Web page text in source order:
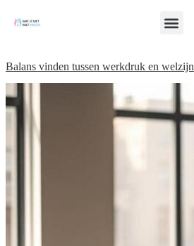
Balans vinden tussen werkdruk en welzijn